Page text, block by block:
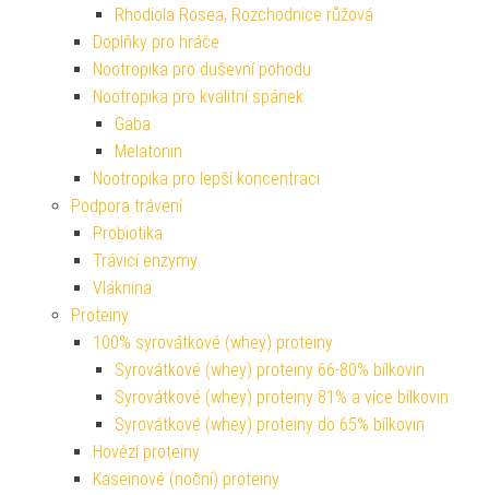
Rhodiola Rosea, Rozchodnice růžová
Doplňky pro hráče
Nootropika pro duševní pohodu
Nootropika pro kvalitní spánek
Gaba
Melatonin
Nootropika pro lepší koncentraci
Podpora trávení
Probiotika
Trávicí enzymy
Vláknina
Proteiny
100% syrovátkové (whey) proteiny
Syrovátkové (whey) proteiny 66-80% bílkovin
Syrovátkové (whey) proteiny 81% a více bílkovin
Syrovátkové (whey) proteiny do 65% bílkovin
Hovězí proteiny
Kaseinové (noční) proteiny